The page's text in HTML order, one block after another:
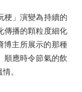
」演變為持續的
傳播的顆粒度細化
博主所展示的那種
順應時令節氣的飲
。